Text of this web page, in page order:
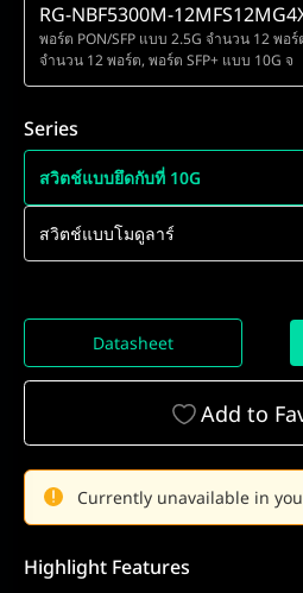
RG-NBF5300M-
พอร์ต PON/SFP แบบ 2.5G จำนวน 12 พอ
จำนวน 12 พอร์ต, พอร์ต SFP+ แบบ 10G จ
Series
สวิตช์แบบยึดกับที่ 10G
สวิตช์แบบโมดูลาร์
Datasheet
Add to
Currently unavailable in
Highlight Features